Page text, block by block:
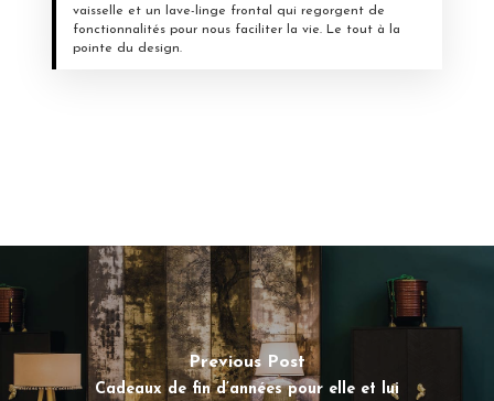
vaisselle et un lave-linge frontal qui regorgent de
fonctionnalités pour nous faciliter la vie. Le tout à la
pointe du design.
Previous Post
Cadeaux de fin d’années pour elle et lui